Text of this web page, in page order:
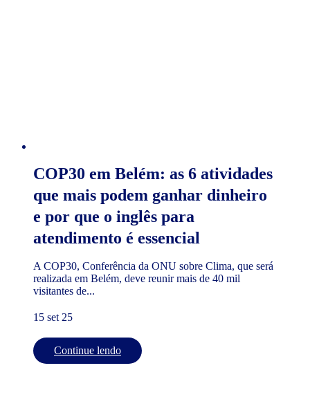
COP30 em Belém: as 6 atividades
que mais podem ganhar dinheiro
e por que o inglês para
atendimento é essencial
A COP30, Conferência da ONU sobre Clima, que será
realizada em Belém, deve reunir mais de 40 mil
visitantes de...
15 set 25
Continue lendo